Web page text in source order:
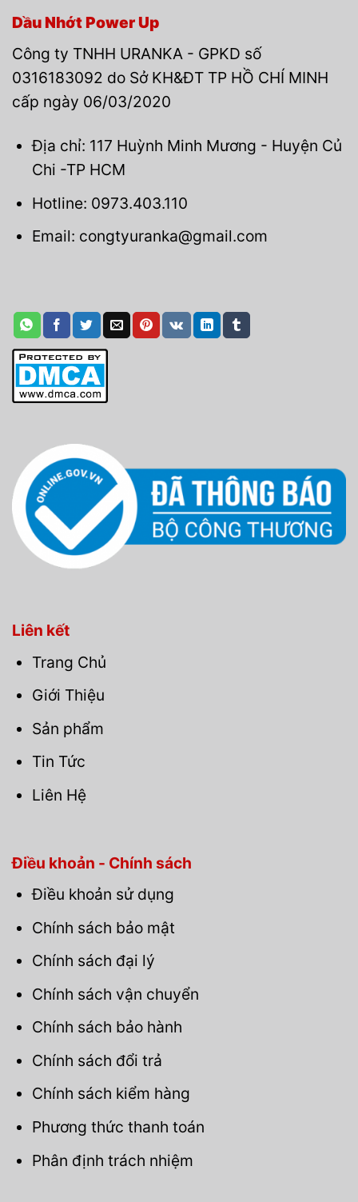
Dầu Nhớt Power Up
Công ty TNHH URANKA - GPKD số
0316183092 do Sở KH&ĐT TP HỒ CHÍ MINH
cấp ngày 06/03/2020
Địa chỉ: 117 Huỳnh Minh Mương - Huyện Củ
Chi -TP HCM
Hotline: 0973.403.110
Email: congtyuranka@gmail.com
Liên kết
Trang Chủ
Giới Thiệu
Sản phẩm
Tin Tức
Liên Hệ
Điều khoản - Chính sách
Điều khoản sử dụng
Chính sách bảo mật
Chính sách đại lý
Chính sách vận chuyển
Chính sách bảo hành
Chính sách đổi trả
Chính sách kiểm hàng
Phương thức thanh toán
Phân định trách nhiệm